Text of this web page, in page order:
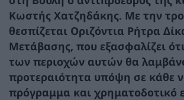
Κωστής Χατζηδάκης. Με την
θεσπίζεται Οριζόντια Ρήτρα
Μετάβασης, που εξασφαλίζει
των περιοχών αυτών θα
προτεραιότητα υπόψη σε κάθε
πρόγραμμα και χρηματοδοτικό